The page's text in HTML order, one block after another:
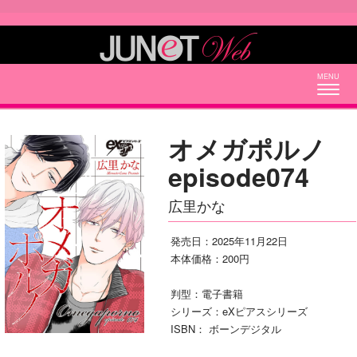
オメガポルノ
episode074
広里かな
発売日：2025年11月22日
本体価格：200円
判型：電子書籍
シリーズ：eXピアスシリーズ
ISBN： ボーンデジタル